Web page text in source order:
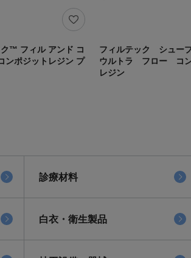
™ フィル アンド コ
ンポジットレジン プ
フィルテック シュー
ウルトラ フロー コン
レジン
診療材料
白衣・衛生製品